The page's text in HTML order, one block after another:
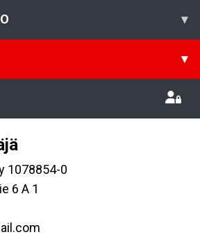
▾
▾
1078854-0
6 A 1